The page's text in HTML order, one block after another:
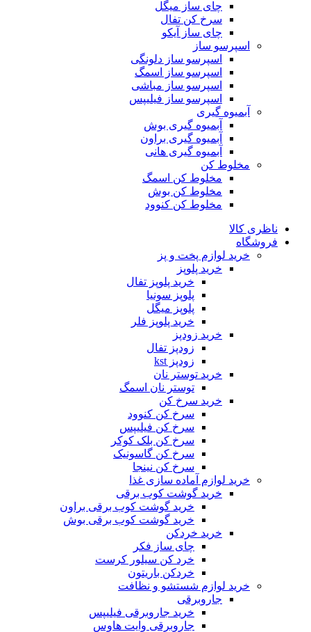
چای ساز میگل
سرخ کن تفال
چای ساز آیکو
اسپرسو ساز
اسپرسو ساز دلونگی
اسپرسو ساز اسمگ
اسپرسو ساز مباشی
اسپرسو ساز فیلیپس
آبمیوه گیری
آبمیوه گیری بوش
آبمیوه گیری براون
آبمیوه گیری هانی
مخلوط کن
مخلوط کن اسمگ
مخلوط کن بوش
مخلوط کن کنوود
ناظری کالا
فروشگاه
خرید لوازم پخت و پز
خرید پلوپز
خرید پلوپز تفال
پلوپز سونیا
پلوپز میگل
خرید پلوپز فلر
خرید زودپز
زودپز تفال
زودپز kst
خرید توستر نان
توستر نان اسمگ
خرید سرخ کن
سرخ کن کنوود
سرخ کن فیلیپس
سرخ کن بلک کوکر
سرخ کن گاسونیک
سرخ کن نینجا
خرید لوازم آماده سازی غذا
خرید گوشت کوب برقی
خرید گوشت کوب برقی براون
خرید گوشت کوب برقی بوش
خرید خردکن
چای ساز فکر
خرد کن سیلور کرست
خردکن باریتون
خرید لوازم شستشو و نظافت
جاروبرقی
خرید جاروبرقی فیلیپس
جاروبرقی وایت هاوس